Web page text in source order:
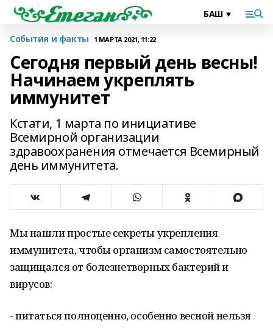
События и факты 1 МАРТА 2021, 11:22
Сегодня первый день весны!
Начинаем укреплять
иммунитет
Кстати, 1 марта по инициативе
Всемирной организации
здравоохранения отмечается Всемирный
день иммунитета.
Мы нашли простые секреты укрепления
иммунитета, чтобы организм самостоятельно
защищался от болезнетворных бактерий и
вирусов:
- питаться полноценно, особенно весной нельзя